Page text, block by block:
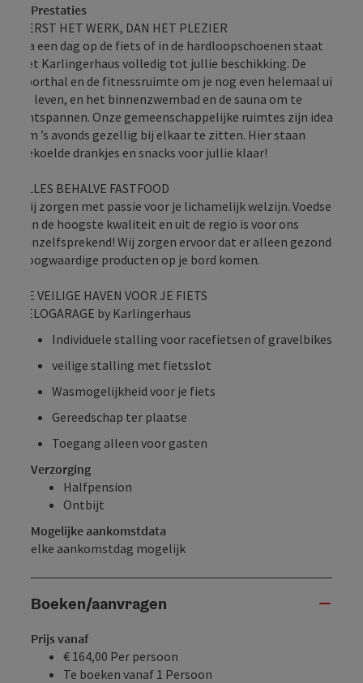
Prestaties
EERST HET WERK, DAN HET PLEZIER
Na een dag op de fiets of in de hardloopschoenen staat
het Karlingerhaus volledig tot jullie beschikking. De
sporthal en de fitnessruimte om je nog even helemaal uit
te leven, en het binnenzwembad en de sauna om te
ontspannen. Onze gemeenschappelijke ruimtes zijn ideaal
om ’s avonds gezellig bij elkaar te zitten. Hier staan
gekoelde drankjes en snacks voor jullie klaar!
ALLES BEHALVE FASTFOOD
Wij zorgen met passie voor je lichamelijk welzijn. Voedsel
van de hoogste kwaliteit en uit de regio is voor ons
vanzelfsprekend! Wij zorgen ervoor dat er alleen gezonde,
hoogwaardige producten op je bord komen.
DE VEILIGE HAVEN VOOR JE FIETS
VELOGARAGE by Karlingerhaus
Individuele stalling voor racefietsen of gravelbikes
veilige stalling met fietsslot
Wasmogelijkheid voor je fiets
Gereedschap ter plaatse
Toegang alleen voor gasten
Verzorging
Halfpension
Ontbijt
Mogelijke aankomstdata
elke aankomstdag mogelijk
Boeken/aanvragen
Prijs vanaf
€ 164,00 Per persoon
Te boeken vanaf 1 Persoon